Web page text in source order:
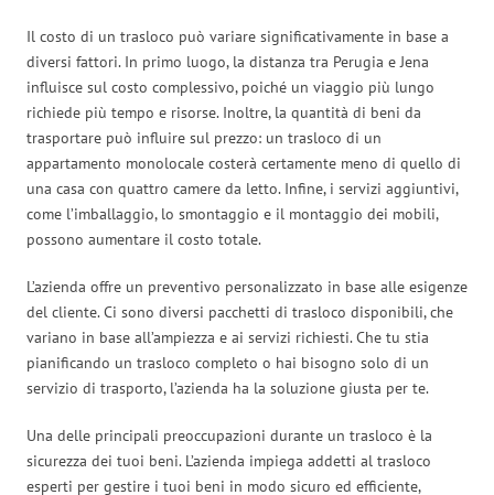
Il costo di un trasloco può variare significativamente in base a
diversi fattori. In primo luogo, la distanza tra Perugia e Jena
influisce sul costo complessivo, poiché un viaggio più lungo
richiede più tempo e risorse. Inoltre, la quantità di beni da
trasportare può influire sul prezzo: un trasloco di un
appartamento monolocale costerà certamente meno di quello di
una casa con quattro camere da letto. Infine, i servizi aggiuntivi,
come l’imballaggio, lo smontaggio e il montaggio dei mobili,
possono aumentare il costo totale.
L’azienda offre un preventivo personalizzato in base alle esigenze
del cliente. Ci sono diversi pacchetti di trasloco disponibili, che
variano in base all’ampiezza e ai servizi richiesti. Che tu stia
pianificando un trasloco completo o hai bisogno solo di un
servizio di trasporto, l’azienda ha la soluzione giusta per te.
Una delle principali preoccupazioni durante un trasloco è la
sicurezza dei tuoi beni. L’azienda impiega addetti al trasloco
esperti per gestire i tuoi beni in modo sicuro ed efficiente,